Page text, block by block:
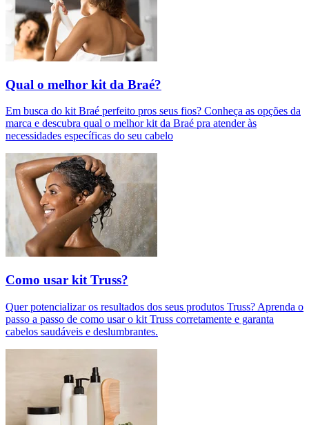
Qual o melhor kit da Braé?
Em busca do kit Braé perfeito pros seus fios? Conheça as opções da
marca e descubra qual o melhor kit da Braé pra atender às
necessidades específicas do seu cabelo
Como usar kit Truss?
Quer potencializar os resultados dos seus produtos Truss? Aprenda o
passo a passo de como usar o kit Truss corretamente e garanta
cabelos saudáveis e deslumbrantes.